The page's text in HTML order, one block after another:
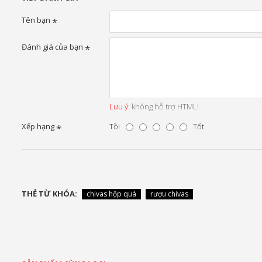
Tên bạn
Đánh giá của bạn
Lưu ý: không hỗ trợ HTML!
Xếp hạng
Tồi Tốt
THẺ TỪ KHÓA: chivas hộp quà rượu chivas